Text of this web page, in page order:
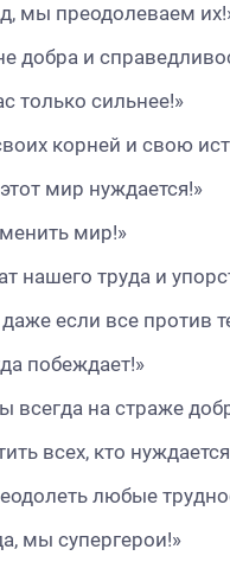
мы преодолеваем
добра и
только сильнее!»
корней и свою
мир нуждается!»
мир!»
нашего труда и
если все против
побеждает!»
на страже
всех, кто
любые
мы супергерои!»